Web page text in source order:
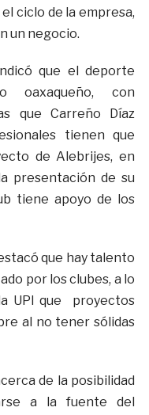
ciclo de la empresa,
un negocio.
que el deporte
oaxaqueño, con
que Carreño Díaz
tienen que
de Alebrijes, en
presentación de su
tiene apoyo de los
que hay talento
por los clubes, a lo
UPI que proyectos
al no tener sólidas
de la posibilidad
a la fuente del